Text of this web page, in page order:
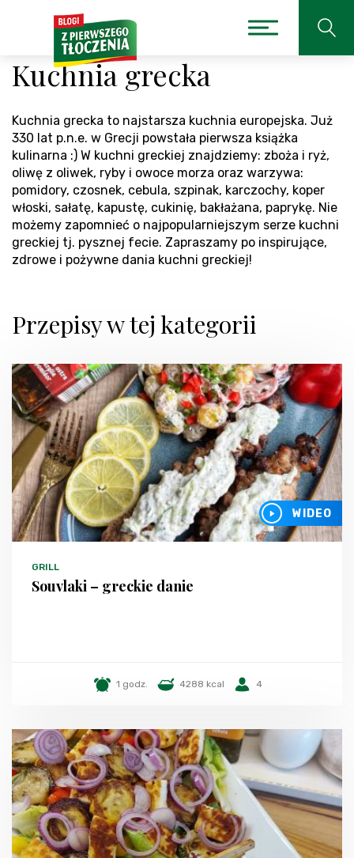
Kuchnia grecka
Kuchnia grecka to najstarsza kuchnia europejska. Już
330 lat p.n.e. w Grecji powstała pierwsza książka
kulinarna :) W kuchni greckiej znajdziemy: zboża i ryż,
oliwę z oliwek, ryby i owoce morza oraz warzywa:
pomidory, czosnek, cebula, szpinak, karczochy, koper
włoski, sałatę, kapustę, cukinię, bakłażana, paprykę. Nie
możemy zapomnieć o najpopularniejszym serze kuchni
greckiej tj. pysznej fecie. Zapraszamy po inspirujące,
zdrowe i pożywne dania kuchni greckiej!
Przepisy w tej kategorii
WIDEO
GRILL
Souvlaki – greckie danie
1 godz. 4288 kcal 4